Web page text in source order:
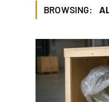
BROWSING: